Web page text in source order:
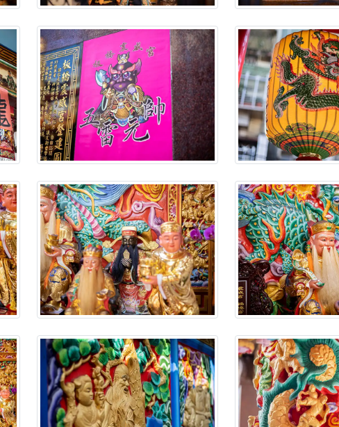
請十方善信大德蒞臨參香祝壽，同沐母娘慈光，共祈平安吉祥
正是讓我們用善念與功德，迴向冥陽兩利、闔家平安的殊勝因緣。
會，普施眾生・慎終追遠・廣植福田
邀請大小朋友一起留下珍貴的家庭回憶
茶，一份心意；一句感謝，一生難忘。
，吉祥月不只有普渡祈福，也有一份感謝守護的虔誠心意
誠摯邀請十方善信大德攜家帶眷前來參香，共同向七娘媽祝壽祈福
虎爺神威護持，庇佑闔家平安、財運亨通、事業順遂、百邪退散。
我們協助您的廟宇推廣。
仰